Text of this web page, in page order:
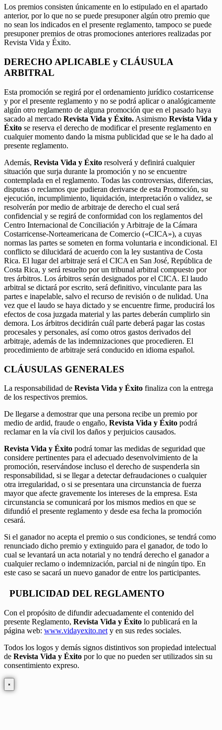
Los premios consisten únicamente en lo estipulado en el apartado
anterior, por lo que no se puede presuponer algún otro premio que
no sean los indicados en el presente reglamento, tampoco se puede
presuponer premios de otras promociones anteriores realizadas por
Revista Vida y Éxito.
DERECHO APLICABLE y CLÁUSULA
ARBITRAL
Esta promoción se regirá por el ordenamiento jurídico costarricense
y por el presente reglamento y no se podrá aplicar o analógicamente
algún otro reglamento de alguna promoción que en el pasado haya
sacado al mercado Revista Vida y Éxito. Asimismo Revista Vida y
Éxito se reserva el derecho de modificar el presente reglamento en
cualquier momento dando la misma publicidad que se le ha dado al
presente reglamento.
Además, Revista Vida y Éxito resolverá y definirá cualquier
situación que surja durante la promoción y no se encuentre
contemplada en el reglamento. Todas las controversias, diferencias,
disputas o reclamos que pudieran derivarse de esta Promoción, su
ejecución, incumplimiento, liquidación, interpretación o validez, se
resolverán por medio de arbitraje de derecho el cual será
confidencial y se regirá de conformidad con los reglamentos del
Centro Internacional de Conciliación y Arbitraje de la Cámara
Costarricense-Norteamericana de Comercio («CICA»), a cuyas
normas las partes se someten en forma voluntaria e incondicional. El
conflicto se dilucidará de acuerdo con la ley sustantiva de Costa
Rica. El lugar del arbitraje será el CICA en San José, República de
Costa Rica, y será resuelto por un tribunal arbitral compuesto por
tres árbitros. Los árbitros serán designados por el CICA. El laudo
arbitral se dictará por escrito, será definitivo, vinculante para las
partes e inapelable, salvo el recurso de revisión o de nulidad. Una
vez que el laudo se haya dictado y se encuentre firme, producirá los
efectos de cosa juzgada material y las partes deberán cumplirlo sin
demora. Los árbitros decidirán cuál parte deberá pagar las costas
procesales y personales, así como otros gastos derivados del
arbitraje, además de las indemnizaciones que procedieren. El
procedimiento de arbitraje será conducido en idioma español.
CLÁUSULAS GENERALES
La responsabilidad de Revista Vida y Éxito finaliza con la entrega
de los respectivos premios.
De llegarse a demostrar que una persona recibe un premio por
medio de ardid, fraude o engaño, Revista Vida y Éxito podrá
reclamar en la vía civil los daños y perjuicios causados.
Revista Vida y Éxito podrá tomar las medidas de seguridad que
considere pertinentes para el adecuado desenvolvimiento de la
promoción, reservándose incluso el derecho de suspenderla sin
responsabilidad, si se llegar a detectar defraudaciones o cualquier
otra irregularidad, o si se presentara una circunstancia de fuerza
mayor que afecte gravemente los intereses de la empresa. Esta
circunstancia se comunicará por los mismos medios en que se
difundió el presente reglamento y desde esa fecha la promoción
cesará.
Si el ganador no acepta el premio o sus condiciones, se tendrá como
renunciado dicho premio y extinguido para el ganador, de todo lo
cual se levantará un acta notarial y no tendrá derecho el ganador a
cualquier reclamo o indemnización, parcial ni de ningún tipo. En
este caso se sacará un nuevo ganador de entre los participantes.
PUBLICIDAD DEL REGLAMENTO
Con el propósito de difundir adecuadamente el contenido del
presente Reglamento, Revista Vida y Éxito lo publicará en la
página web: www.vidayexito.net y en sus redes sociales.
Todos los logos y demás signos distintivos son propiedad intelectual
de Revista Vida y Éxito por lo que no pueden ser utilizados sin su
consentimiento expreso.
×